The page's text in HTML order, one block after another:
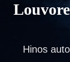
Hinos